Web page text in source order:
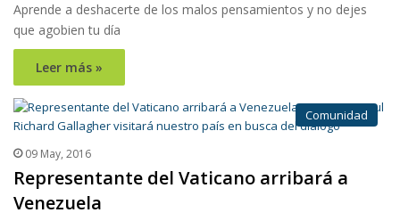
Aprende a deshacerte de los malos pensamientos y no dejes
que agobien tu día
Leer más »
Comunidad
09 May, 2016
Representante del Vaticano arribará a
Venezuela